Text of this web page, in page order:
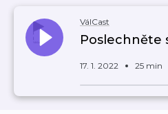
VálCast
Poslechněte
17. 1. 2022 25 min